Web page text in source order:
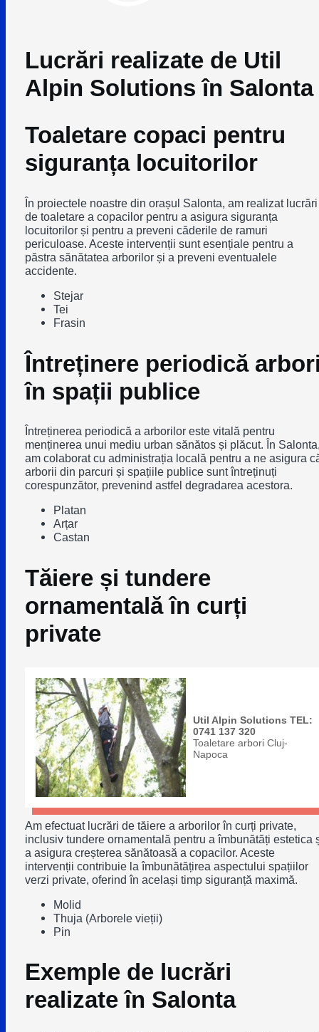
Lucrări realizate de Util
Alpin Solutions în Salonta
Toaletare copaci pentru
siguranța locuitorilor
În proiectele noastre din orașul Salonta, am realizat lucrări
de toaletare a copacilor pentru a asigura siguranța
locuitorilor și pentru a preveni căderile de ramuri
periculoase. Aceste intervenții sunt esențiale pentru a
păstra sănătatea arborilor și a preveni eventualele
accidente.
Stejar
Tei
Frasin
Întreținere periodică
în spații publice
Întreținerea periodică a arborilor este vitală pentru
menținerea unui mediu urban sănătos și plăcut. În
am colaborat cu administrația locală pentru a ne asigura
arborii din parcuri și spațiile publice sunt întreținuți
corespunzător, prevenind astfel degradarea acestora.
Platan
Arțar
Castan
Tăiere și tundere
ornamentală în curți
private
Util Alpin Solutions TEL:
0741 137 320
Toaletare arbori Cluj-
Napoca
Am efectuat lucrări de tăiere a arborilor în curți private,
inclusiv tundere ornamentală pentru a îmbunătăți estetica
a asigura creșterea sănătoasă a copacilor. Aceste
intervenții contribuie la îmbunătățirea aspectului spațiilor
verzi private, oferind în același timp siguranță maximă.
Molid
Thuja (Arborele vieții)
Pin
Exemple de lucrări
realizate în Salonta